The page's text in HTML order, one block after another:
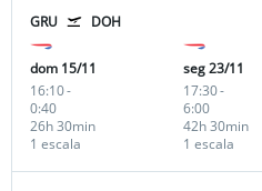
GRU
DOH
dom 15/11
16:10-
0:40
1 escala
26h 30min
seg 23/11
17:30-
6:00
1 escala
42h 30min